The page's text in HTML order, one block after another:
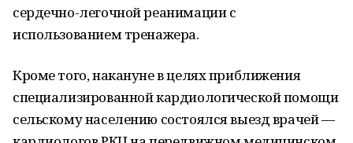
сердечно-легочной реанимации с
использованием тренажера.
Кроме того, накануне в целях приближения
специализированной кардиологической помощи
сельскому населению состоялся выезд врачей —